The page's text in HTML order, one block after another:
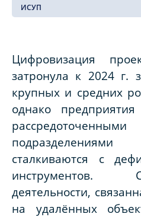
ИСУП
Цифровизация
затронула к 2024 г.
крупных и средних
однако
сталкиваются с
инструментов.
деятельности,
на удалённых